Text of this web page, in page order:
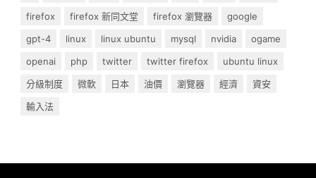
firefox
firefox 新同文堂 firefox 瀏覽器
google
gpt-4
linux linux ubuntu mysql nvidia
ogame
openai
php twitter twitter firefox
ubuntu linux
分級制度
微軟 日本 油價 瀏覽器 經濟
資安
輸入法